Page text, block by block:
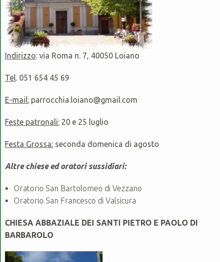
Indirizzo: via Roma n. 7, 40050 Loiano
Tel. 051 654 45 69
E-mail: parrocchia.loiano@gmail.com
Feste patronali: 20 e 25 luglio
Festa Grossa: seconda domenica di agosto
Altre chiese ed oratori sussidiari:
Oratorio San Bartolomeo di Vezzano
Oratorio San Francesco di Valsicura
CHIESA ABBAZIALE DEI SANTI PIETRO E PAOLO DI
BARBAROLO